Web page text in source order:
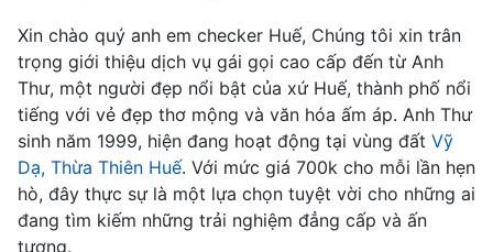
Xin chào quý anh em checker Huế, Chúng tôi xin trân
trọng giới thiệu dịch vụ gái gọi cao cấp đến từ Anh
Thư, một người đẹp nổi bật của xứ Huế, thành phố nổi
tiếng với vẻ đẹp thơ mộng và văn hóa ấm áp. Anh Thư
sinh năm 1999, hiện đang hoạt động tại vùng đất Vỹ
Dạ, Thừa Thiên Huế. Với mức giá 700k cho mỗi lần hẹn
hò, đây thực sự là một lựa chọn tuyệt vời cho những ai
đang tìm kiếm những trải nghiệm đẳng cấp và ấn
tượng.